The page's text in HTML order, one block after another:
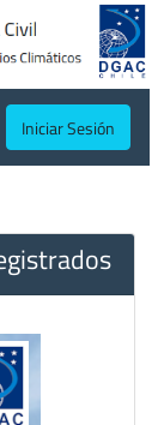
Iniciar Sesión